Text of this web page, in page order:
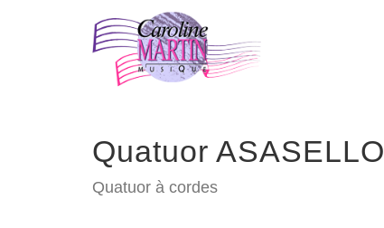
Quatuor ASASELLO
Quatuor à cordes